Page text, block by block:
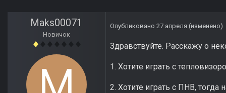
Maks00071
Новичок
Опубликовано 27 апреля (изменено)
Здравствуйте. Расскажу о
1. Хотите играть с
2. Хотите играть с ПНВ,